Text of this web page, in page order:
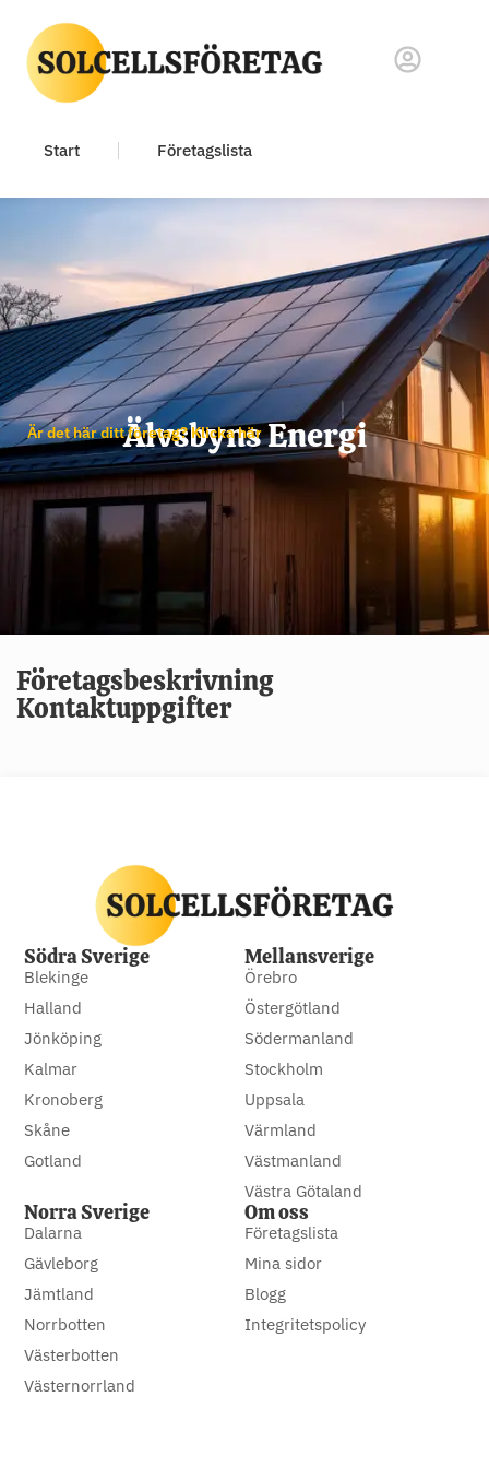
Start Företagslista
Älvsbyns Energi
Är det här ditt företag? Klicka här
Företagsbeskrivning
Kontaktuppgifter
Södra Sverige
Blekinge
Halland
Jönköping
Kalmar
Kronoberg
Skåne
Gotland
Mellansverige
Örebro
Östergötland
Södermanland
Stockholm
Uppsala
Värmland
Västmanland
Västra Götaland
Norra Sverige
Dalarna
Gävleborg
Jämtland
Norrbotten
Västerbotten
Västernorrland
Om oss
Företagslista
Mina sidor
Blogg
Integritetspolicy